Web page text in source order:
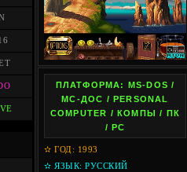
ПЛАТФОРМА: MS-DOS /
МС-ДОС / PERSONAL
COMPUTER / КОМПЫ / ПК
/ PC
✫ ГОД: 1993
✫ ЯЗЫК: РУССКИЙ